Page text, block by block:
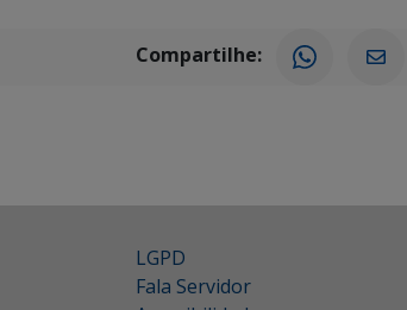
Compartilhe:
LGPD
Fala Servidor